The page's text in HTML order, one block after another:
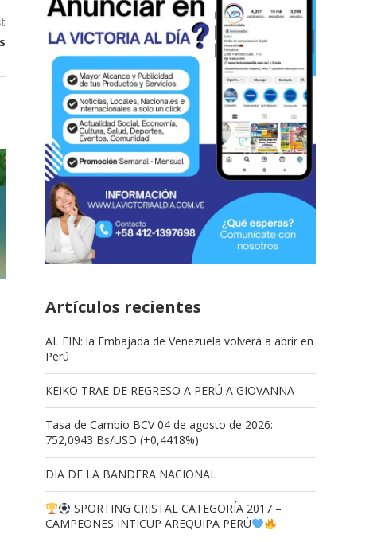
La Actriz Patricia Schwarzgruber
operada de emergencia
22/02/2026 21/02/2026
Artículos recientes
AL FIN: la Embajada de Venezuela volverá a abrir en
Perú
KEIKO TRAE DE REGRESO A PERÚ A GIOVANNA
Tasa de Cambio BCV 04 de agosto de 2026:
752,0943 Bs/USD (+0,4418%)
DIA DE LA BANDERA NACIONAL
SPORTING CRISTAL CATEGORÍA 2017 –
CAMPEONES INTICUP AREQUIPA PERÚ